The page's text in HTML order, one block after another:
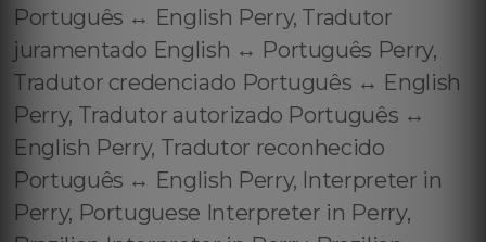
Português ↔️ English Perry, Tradutor
juramentado English ↔️ Português Perry,
Tradutor credenciado Português ↔️ English
Perry, Tradutor autorizado Português ↔️
English Perry, Tradutor reconhecido
Português ↔️ English Perry, Interpreter in
Perry, Portuguese Interpreter in Perry,